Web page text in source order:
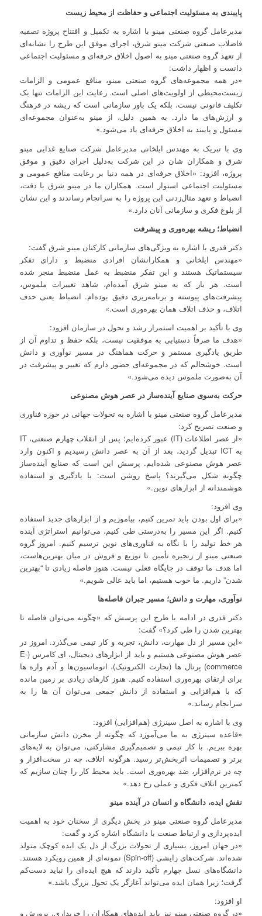
پایبندی به مسئولیت اجتماعی و حفاظت از محیط زیست
مدیرعامل گروه صنعتی مینو با اشاره به تکمیل و افتتاح پروژه تصفیه
فاضلاب صنعتی شرکت مینو شرق، اجرای موفق این طرح را نشانه‌ای
از تعهد گروه صنعتی مینو به اصول اخلاق حرفه‌ای و مسئولیت اجتماعی
دانست و اظهار داشت:
«در همه مجموعه‌های گروه صنعتی مینو، منافع عمومی و الزامات
زیست‌محیطی از اولویت‌های اصلی است. رعایت این الزامات تنها یک
تکلیف قانونی نیست، بلکه یک باور سازمانی است که ریشه در فرهنگ
و ارزش‌های ما دارد. به همین دلیل، از مینو به‌عنوان مجموعه‌ای
مسئول و پایبند به اخلاق حرفه‌ای یاد می‌شود.»
وی با تبریک به مهندس ایلخانی مدیرعامل شرکت صنایع غذایی مینو
شرق و همکاران شان در این شرکت به‌دلیل اجرای دقیق و موفق
پروژه، افزود: «اخلاق حرفه‌ای در همه دنیا بر رعایت منافع عمومی و
مسئولیت اجتماعی استوار است. همکاران ما در مینو شرق با دقت،
انضباط و تعهد مثال‌زدنی این پروژه را به سرانجام رساندند و این نشان
از بلوغ فکری و سازمانی آنان دارد.»
انضباط؛ ریشه بهره‌وری و پیشرفت
دکتر قدری با اشاره به ویژگی‌های سازمانی کارکنان مینو شرق گفت:
«مهندس ایلخانی و همکارانشان افرادی منضبط و دارای تفکر
سیستماتیک هستند و این تفکر منضبط به عمل منضبط منجر شده
است. هر بار که به مینو شرق آمده‌ام، شاهد تغییرات ملموس،
پیشرفت‌های پیوسته و برنامه‌ریزی دقیق بوده‌ام. انضباط یعنی حذف
اتلاف، و حذف اتلاف همان بهره‌وری است.»
وی با تأکید بر اهمیت استمرار رشد و تحول در سازمان افزود:
«هدف ما صرفاً دستیابی به موفقیت نیست، بلکه حفظ و تداوم آن از
طریق یادگیری مستمر و حرکت هماهنگ در مسیر نوآوری و دانش
است. خوشحالم که در مجموعه‌ای حضور دارم که تغییر و پیشرفت در
آن به‌صورت ملموس دیده می‌شود.»
حرکت به‌سوی صنایع آینده‌ساز در عصر هوش مصنوعی
مدیرعامل گروه صنعتی مینو با اشاره به تحولات جهانی در حوزه فناوری
و صنعت تصریح کرد:
«از عصر اطلاعات (IT) عبور کرده‌ایم؛ پس از انقلاب چهارم صنعتی، IT
به ICT تبدیل گردید، بعد از آن به عصر دانش رسیدیم و اکنون وارد
عصر هوش مصنوعی شده‌ایم. پرسش این است که صنایع آینده‌ساز
چگونه شکل می‌گیرند؟ پاسخ روشن است: با یادگیری و استفاده
هوشمندانه از ابزارهای نوین.»
وی افزود:
«برای اول بودن باید تمرین کنیم، بیاموزیم و از ابزارهای جدید استفاده
کنیم. اگر این مسیر را به‌درستی طی کنیم، می‌توانیم استراتژی آینده
هر خط تولید را با نگاه به فناوری‌های نوین ترسیم کنیم. امروز گروه
صنعتی مینو از زنجیره تأمین تا توزیع و فروش در میان بهترین‌هاست،
اما هدف ما توقف در جایگاه فعلی نیست. هنوز فاصله زیادی تا “بهترین
شدن” داریم. ما خوب هستیم، اما باید عالی شویم.»
نوآوری، مهارت و دانش؛ مسیر جبران فاصله‌ها
دکتر قدری در ادامه با طرح این پرسش که «چگونه می‌توان فاصله تا
بهترین شدن را طی کرد؟» گفت:
«این مسیر از دل مهارت، دانش، تجربه و کار تیمی می‌گذرد. امروز در
عصر هوش مصنوعی هستیم و باید از ابزارهای دیجیتال، ای کامرس (E-
commerce) پرتال ها (تجارت الکترونیک)، اتوماسیون‌ها و آدم واره ها
برای ارتقای بهره‌وری استفاده کنیم. هنوز کارهای زیادی بر زمین مانده
که با هم‌افزایی و استفاده از دانش جمعی می‌توان آن ها را به
سرانجام رساند.»
وی با اشاره به اصل سینرژی (هم‌افزایی) افزود:
«قاعده سینرژی به ما می‌آموزد که چگونه از مخزن دانش سازمانی
بهره ببریم. با کار تیمی و تصمیم‌گیری مشارکتی، می‌توان به لایه‌های
برتر و تصمیمات اثربخش‌تر رسید. هرگونه اتلاف، چه در سخت‌افزار و
چه در نرم‌افزار، ضد بهره‌وری است. باید محیط کار را چنان سازیم که
کمترین اتلاف فکری و عملی رخ دهد.»
نقش ایده، دانشگاه و انسان در آینده مینو
مدیرعامل گروه صنعتی مینو در بخش دیگری از سخنان خود به اهمیت
ایده‌پردازی و ارتباط صنعت با دانشگاه اشاره کرد و گفت:
«در جهان امروز، بسیاری از تحولات بزرگ از دل یک ایده کوچک متولد
شده‌اند. شرکت‌های زایشی (Spin-off) نمونه‌ای از همین رویکرد هستند.
دانشگاه‌های نسل چهارم تأکید دارند که هیچ ایده‌ای را نباید دست‌کم
گرفت؛ زیرا همان ایده می‌تواند آغازگر یک تحول بزرگ باشد.»
او افزود:
«در گروه صنعتی مینو نیز باید ایده‌های همکاران را خریداری، پرورش و